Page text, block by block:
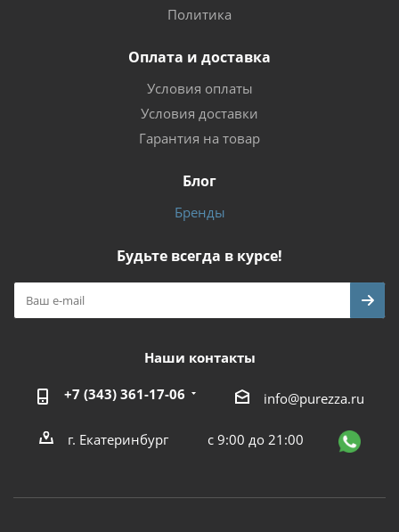
Политика
Оплата и доставка
Условия оплаты
Условия доставки
Гарантия на товар
Блог
Бренды
Будьте всегда в курсе!
Наши контакты
+7 (343) 361-17-06 info@purezza.ru
г. Екатеринбург с 9:00 до 21:00